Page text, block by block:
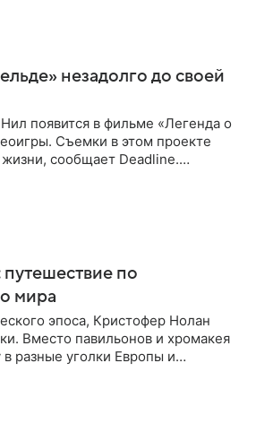
незадолго до своей
появится в фильме «Легенда о
Съемки в этом проекте
сообщает Deadline.
по
мира
эпоса, Кристофер Нолан
Вместо павильонов и хромакея
разные уголки Европы и